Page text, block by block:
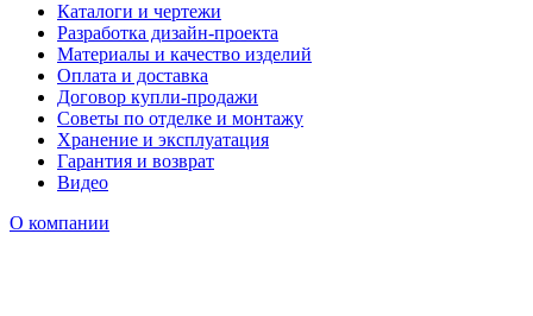
Каталоги и чертежи
Разработка дизайн-проекта
Материалы и качество изделий
Оплата и доставка
Договор купли-продажи
Советы по отделке и монтажу
Хранение и эксплуатация
Гарантия и возврат
Видео
О компании